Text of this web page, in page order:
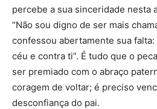
percebe a sua sinceridade nesta
“Não sou digno de ser mais
confessou abertamente sua falta:
céu e contra ti”. É tudo que o
ser premiado com o abraço
coragem de voltar; é preciso
desconfiança do pai.